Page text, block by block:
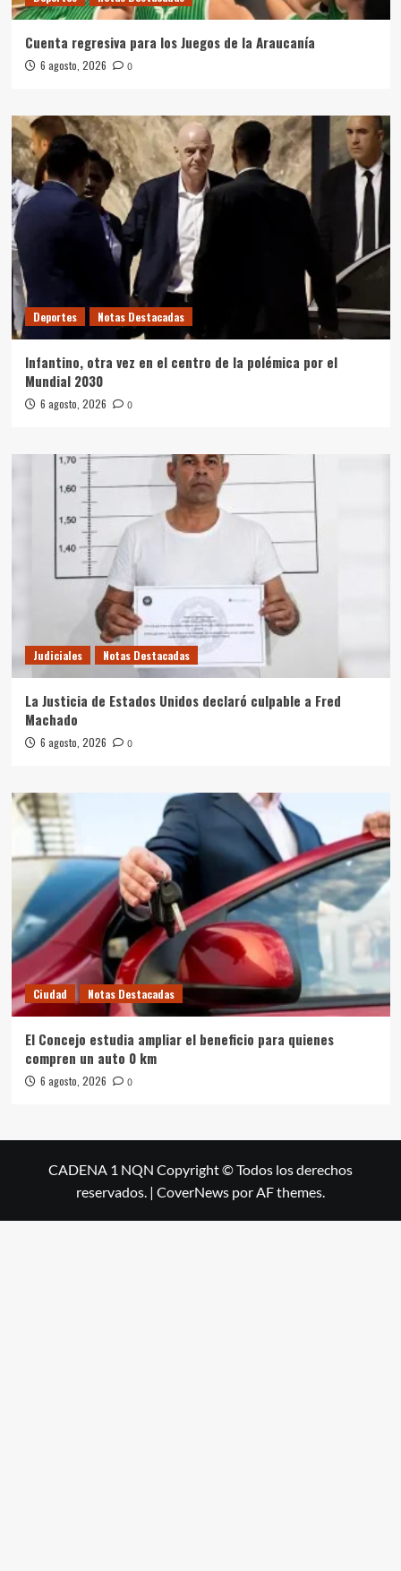
Cuenta regresiva para los Juegos de la Araucanía
6 agosto, 2026 0
Deportes Notas Destacadas
Infantino, otra vez en el centro de la polémica por el
Mundial 2030
6 agosto, 2026 0
Judiciales Notas Destacadas
La Justicia de Estados Unidos declaró culpable a Fred
Machado
6 agosto, 2026 0
Ciudad Notas Destacadas
El Concejo estudia ampliar el beneficio para quienes
compren un auto 0 km
6 agosto, 2026 0
CADENA 1 NQN Copyright © Todos los derechos
reservados. | CoverNews por AF themes.